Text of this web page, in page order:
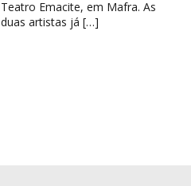
Teatro Emacite, em Mafra. As
duas artistas já […]